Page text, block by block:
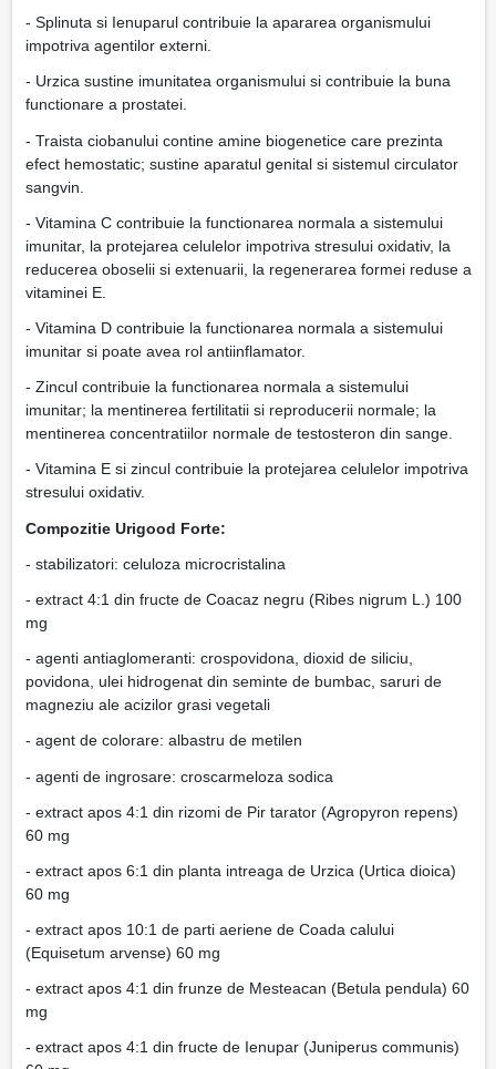
- Splinuta si Ienuparul contribuie la apararea organismului
impotriva agentilor externi.
- Urzica sustine imunitatea organismului si contribuie la buna
functionare a prostatei.
- Traista ciobanului contine amine biogenetice care prezinta
efect hemostatic; sustine aparatul genital si sistemul circulator
sangvin.
- Vitamina C contribuie la functionarea normala a sistemului
imunitar, la protejarea celulelor impotriva stresului oxidativ, la
reducerea oboselii si extenuarii, la regenerarea formei reduse a
vitaminei E.
- Vitamina D contribuie la functionarea normala a sistemului
imunitar si poate avea rol antiinflamator.
- Zincul contribuie la functionarea normala a sistemului
imunitar; la mentinerea fertilitatii si reproducerii normale; la
mentinerea concentratiilor normale de testosteron din sange.
- Vitamina E si zincul contribuie la protejarea celulelor impotriva
stresului oxidativ.
Compozitie Urigood Forte:
- stabilizatori: celuloza microcristalina
- extract 4:1 din fructe de Coacaz negru (Ribes nigrum L.) 100
mg
- agenti antiaglomeranti: crospovidona, dioxid de siliciu,
povidona, ulei hidrogenat din seminte de bumbac, saruri de
magneziu ale acizilor grasi vegetali
- agent de colorare: albastru de metilen
- agenti de ingrosare: croscarmeloza sodica
- extract apos 4:1 din rizomi de Pir tarator (Agropyron repens)
60 mg
- extract apos 6:1 din planta intreaga de Urzica (Urtica dioica)
60 mg
- extract apos 10:1 de parti aeriene de Coada calului
(Equisetum arvense) 60 mg
- extract apos 4:1 din frunze de Mesteacan (Betula pendula) 60
mg
- extract apos 4:1 din fructe de Ienupar (Juniperus communis)